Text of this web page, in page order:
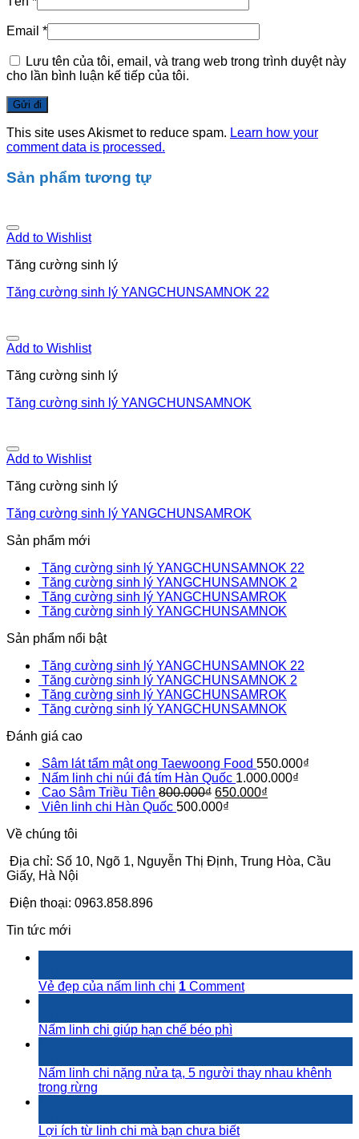
Email *
Lưu tên của tôi, email, và trang web trong trình duyệt này
cho lần bình luận kế tiếp của tôi.
This site uses Akismet to reduce spam. Learn how your
comment data is processed.
Sản phẩm tương tự
Add to Wishlist
Tăng cường sinh lý
Tăng cường sinh lý YANGCHUNSAMNOK 22
Add to Wishlist
Tăng cường sinh lý
Tăng cường sinh lý YANGCHUNSAMNOK
Add to Wishlist
Tăng cường sinh lý
Tăng cường sinh lý YANGCHUNSAMROK
Sản phẩm mới
Tăng cường sinh lý YANGCHUNSAMNOK 22
Tăng cường sinh lý YANGCHUNSAMNOK 2
Tăng cường sinh lý YANGCHUNSAMROK
Tăng cường sinh lý YANGCHUNSAMNOK
Sản phẩm nổi bật
Tăng cường sinh lý YANGCHUNSAMNOK 22
Tăng cường sinh lý YANGCHUNSAMNOK 2
Tăng cường sinh lý YANGCHUNSAMROK
Tăng cường sinh lý YANGCHUNSAMNOK
Đánh giá cao
Sâm lát tẩm mật ong Taewoong Food 550.000₫
Nấm linh chi núi đá tím Hàn Quốc 1.000.000₫
Cao Sâm Triều Tiên 800.000₫ 650.000₫
Viên linh chi Hàn Quốc 500.000₫
Về chúng tôi
Địa chỉ: Số 10, Ngõ 1, Nguyễn Thị Định, Trung Hòa, Cầu
Giấy, Hà Nội
Điện thoại: 0963.858.896
Tin tức mới
Vẻ đẹp của nấm linh chi 1 Comment
Nấm linh chi giúp hạn chế béo phì
Nấm linh chi nặng nửa tạ, 5 người thay nhau khênh
trong rừng
Lợi ích từ linh chi mà bạn chưa biết